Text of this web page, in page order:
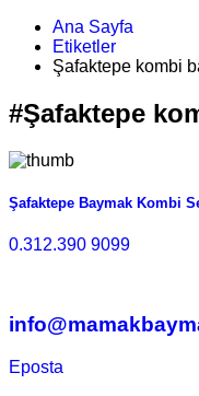
Ana Sayfa
Etiketler
Şafaktepe kombi
#Şafaktepe
Şafaktepe Baymak Kombi
0.312.390 9099
Eposta